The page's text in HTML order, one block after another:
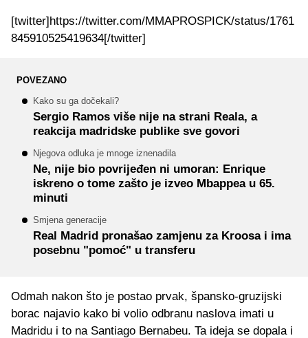
[twitter]https://twitter.com/MMAPROSPICK/status/1761
845910525419634[/twitter]
POVEZANO
Kako su ga dočekali?
Sergio Ramos više nije na strani Reala, a
reakcija madridske publike sve govori
Njegova odluka je mnoge iznenadila
Ne, nije bio povrijeđen ni umoran: Enrique
iskreno o tome zašto je izveo Mbappea u 65.
minuti
Smjena generacije
Real Madrid pronašao zamjenu za Kroosa i ima
posebnu "pomoć" u transferu
Odmah nakon što je postao prvak, špansko-gruzijski
borac najavio kako bi volio odbranu naslova imati u
Madridu i to na Santiago Bernabeu. Ta ideja se dopala i